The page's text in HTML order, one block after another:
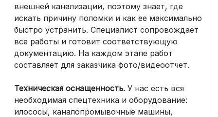
внешней канализации, поэтому знает, где
искать причину поломки и как ее максимально
быстро устранить. Специалист сопровождает
все работы и готовит соответствующую
документацию. На каждом этапе работ
составляет для заказчика фото/видеоотчет.
Техническая оснащенность.У нас есть вся
необходимая спецтехника и оборудование:
илососы, каналопромывочные машины,